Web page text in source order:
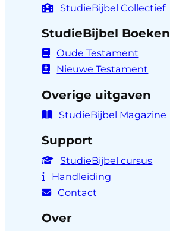
StudieBijbel Collectief
StudieBijbel Boeken
Oude Testament
Nieuwe Testament
Overige uitgaven
StudieBijbel Magazine
Support
StudieBijbel cursus
Handleiding
Contact
Over